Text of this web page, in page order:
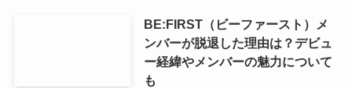
BE:FIRST（ビーファースト）メ
ンバーが脱退した理由は？デビュ
ー経緯やメンバーの魅力について
も